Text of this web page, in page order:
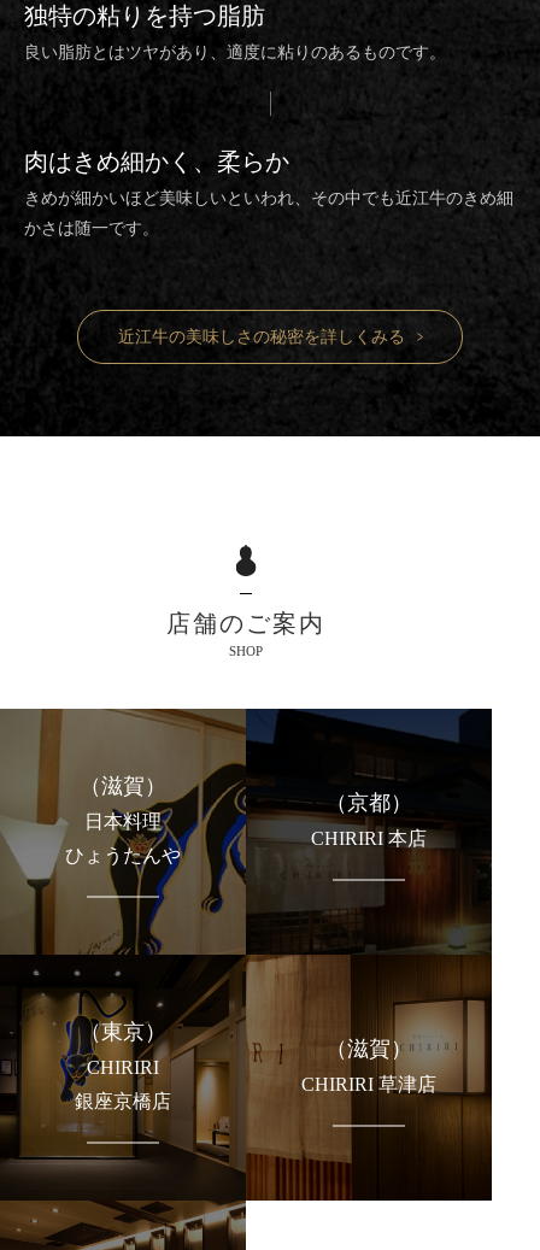
独特の粘り を持つ脂肪
良い脂肪とはツヤがあり、適度に粘りのあるものです。
肉は きめ細かく、柔らか
きめが細かいほど美味しいといわれ、その中でも近江牛のきめ細
かさは随一です。
近江牛の美味しさの秘密を詳しくみる
店舗のご案内
SHOP
（滋賀）
日本料理
ひょうたんや
（京都）
CHIRIRI 本店
（東京）
CHIRIRI
銀座京橋店
（滋賀）
CHIRIRI 草津店